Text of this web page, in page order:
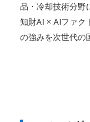
品・冷却技術分野
知財AI × AIファク
の強みを次世代の